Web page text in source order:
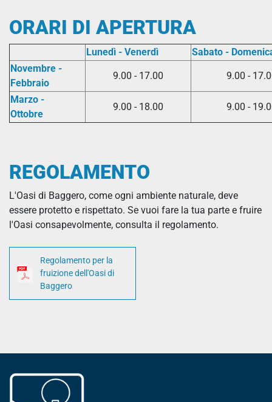
ORARI DI APERTURA
Lunedì - Venerdì
Sabato -
Novembre -
Febbraio
9.00 - 17.00 9.00 -
Marzo -
Ottobre
9.00 - 18.00 9.00 -
REGOLAMENTO
L'Oasi di Baggero, come ogni ambiente naturale, deve
essere protetto e rispettato. Se vuoi fare la tua parte e fruire
l'Oasi consapevolmente, consulta il regolamento.
Regolamento per la
fruizione dell'Oasi di
Baggero